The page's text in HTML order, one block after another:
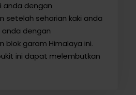
anda dengan
setelah seharian kaki anda
anda dengan
blok garam Himalaya ini.
ini dapat melembutkan